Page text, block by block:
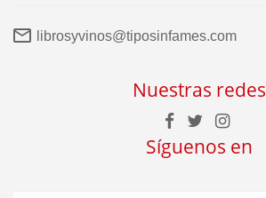
librosyvinos@tiposinfames.com
Nuestras redes
Síguenos en